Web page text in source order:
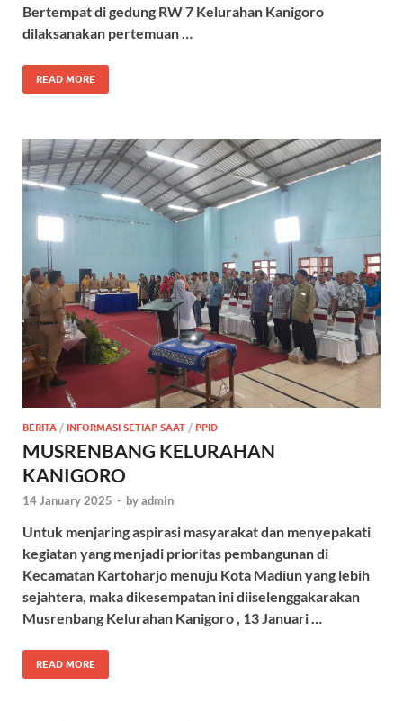
Bertempat di gedung RW 7 Kelurahan Kanigoro
dilaksanakan pertemuan …
READ MORE
BERITA / INFORMASI SETIAP SAAT / PPID
MUSRENBANG KELURAHAN
KANIGORO
14 January 2025 - byadmin
Untuk menjaring aspirasi masyarakat dan menyepakati
kegiatan yang menjadi prioritas pembangunan di
Kecamatan Kartoharjo menuju Kota Madiun yang lebih
sejahtera, maka dikesempatan ini diiselenggakarakan
Musrenbang Kelurahan Kanigoro , 13 Januari …
READ MORE